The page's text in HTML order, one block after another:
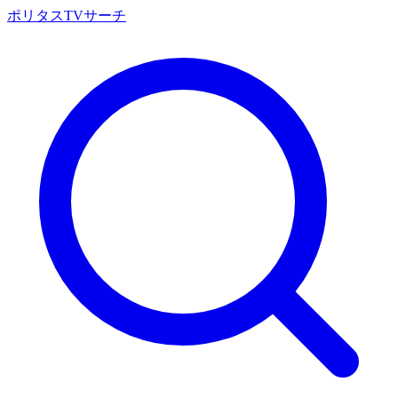
ポリタスTVサーチ